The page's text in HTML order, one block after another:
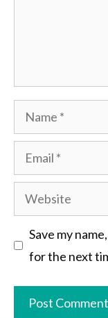
Name
Email
Website
Save my
for the next